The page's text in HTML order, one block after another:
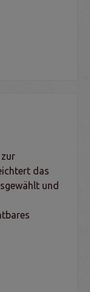
das
und